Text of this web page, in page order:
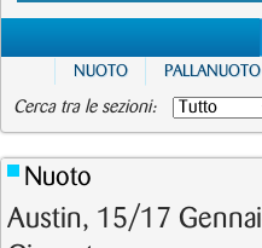
NUOTO PALLANUOTO
Cerca tra le sezioni:
Nuoto
Austin, 15/17